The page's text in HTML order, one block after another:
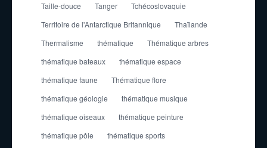
Taille-douce
Tanger
Tchécoslovaquie
Territoire de l'Antarctique Britannique
Thaïlande
Thermalisme
thématique
Thématique arbres
thématique bateaux
thématique espace
thématique faune
Thématique flore
thématique géologie
thématique musique
thématique oiseaux
thématique peinture
thématique pôle
thématique sports